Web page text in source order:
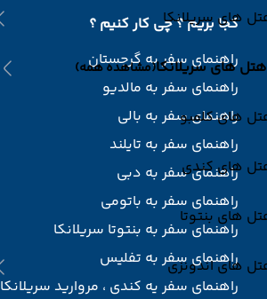
های سریلانکا
هتل های سریلانکا(مشاهده همه)
های کلمبو
های کندی
های بنتوتا
های اندونزی
کجا بریم ؟ چی کار کنیم ؟
راهنمای سفر به گرجستان
راهنمای سفر به مالدیو
راهنمای سفر به بالی
راهنمای سفر به تایلند
راهنمای سفر به دبی
راهنمای سفر به باتومی
راهنمای سفر به بنتوتا سریلانکا
راهنمای سفر به تفلیس
راهنمای سفر یه کندی ، مروارید سریلانکا